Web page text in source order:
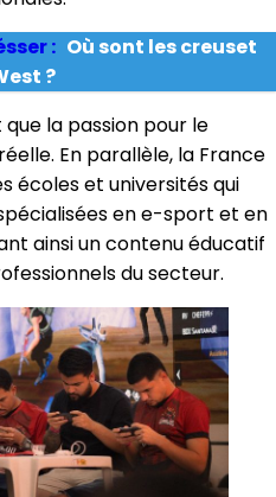
: Où sont les creuset
?
la passion pour le
En parallèle, la France
écoles et universités qui
en e-sport et en
ainsi un contenu éducatif
du secteur.